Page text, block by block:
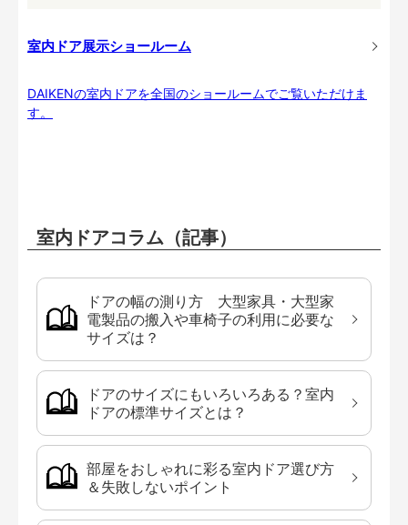
室内ドア展示ショールーム
DAIKENの室内ドアを全国のショールームでご覧いただけま
す。
室内ドアコラム（記事）
ドアの幅の測り方 大型家具・大型家
電製品の搬入や車椅子の利用に必要な
サイズは？
ドアのサイズにもいろいろある？室内
ドアの標準サイズとは？
部屋をおしゃれに彩る室内ドア選び方
＆失敗しないポイント